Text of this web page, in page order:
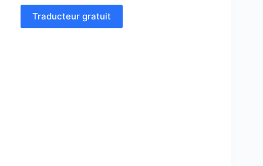
Traducteur gratuit